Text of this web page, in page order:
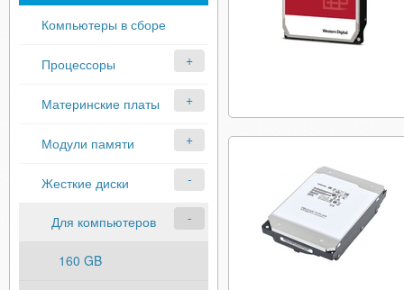
Компьютеры в сборе
Процессоры
Материнские платы
Модули памяти
Жесткие диски
Для компьютеров
160 GB